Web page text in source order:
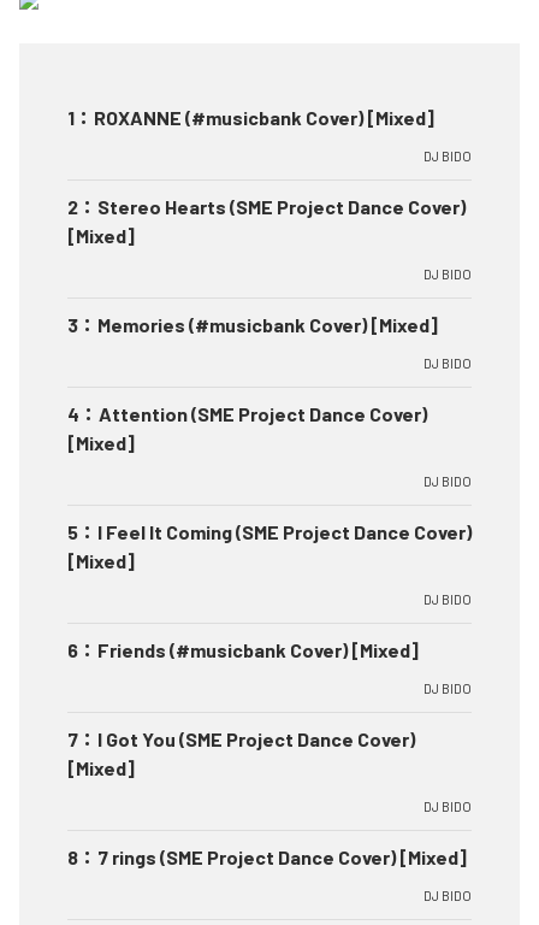
1 ： ROXANNE (#musicbank Cover) [Mixed]
DJ BIDO
2 ： Stereo Hearts (SME Project Dance Cover)
[Mixed]
DJ BIDO
3 ： Memories (#musicbank Cover) [Mixed]
DJ BIDO
4 ： Attention (SME Project Dance Cover)
[Mixed]
DJ BIDO
5 ： I Feel It Coming (SME Project Dance Cover)
[Mixed]
DJ BIDO
6 ： Friends (#musicbank Cover) [Mixed]
DJ BIDO
7 ： I Got You (SME Project Dance Cover)
[Mixed]
DJ BIDO
8 ： 7 rings (SME Project Dance Cover) [Mixed]
DJ BIDO